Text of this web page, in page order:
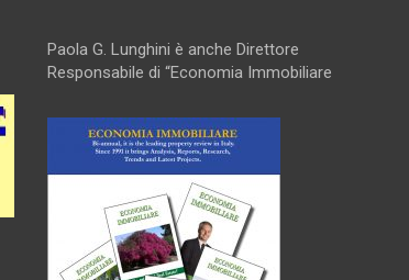
Paola G. Lunghini è anche Direttore
Responsabile di “Economia Immobiliare